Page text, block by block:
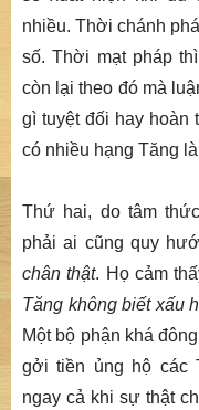
nhiều. Thời chánh
số. Thời mạt pháp
còn lại theo đó mà
gì tuyệt đối hay hoàn
có nhiều hạng Tăng
Thứ hai, do tâm
phải ai cũng quy
chân thật. Họ cảm
Tăng không biết xấu
Một bộ phận khá
gởi tiền ủng hộ các
ngay cả khi sự thật